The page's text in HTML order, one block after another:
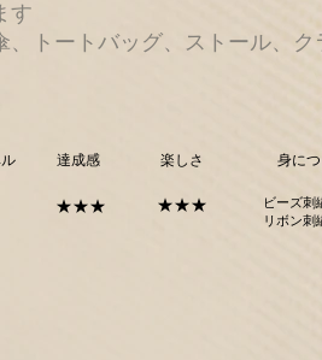
す
、トートバッグ、ストール、
達成感 楽しさ 身に
★★★
ビーズ刺
リボン刺
★★★